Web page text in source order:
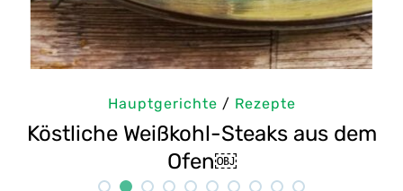
Hauptgerichte / Rezepte
Köstliche Weißkohl-Steaks aus dem
Ofen￼